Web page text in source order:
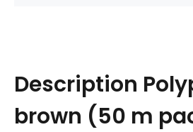
Description
brown (50 m